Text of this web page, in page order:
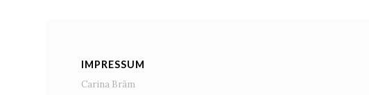
IMPRESSUM
Carina Bräm